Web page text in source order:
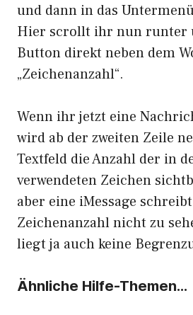
und dann in das
Hier scrollt ihr nun runter
Button direkt neben dem
„Zeichenanzahl“.
Wenn ihr jetzt eine
wird ab der zweiten Zeile
Textfeld die Anzahl der in
verwendeten Zeichen
aber eine iMessage
Zeichenanzahl nicht zu
liegt ja auch keine
Ähnliche Hilfe-Themen…